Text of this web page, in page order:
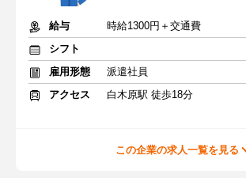
給与
時給1300円＋交通費
シフト
雇用形態
派遣社員
アクセス
白木原駅 徒歩18分
この企業の求人一覧を見る